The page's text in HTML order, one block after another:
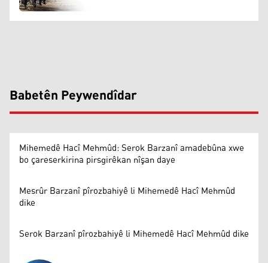
Babetên Peywendîdar
Mihemedê Hacî Mehmûd: Serok Barzanî amadebûna xwe
bo çareserkirina pirsgirêkan nîşan daye
Mesrûr Barzanî pîrozbahiyê li Mihemedê Hacî Mehmûd
dike
Serok Barzanî pîrozbahiyê li Mihemedê Hacî Mehmûd dike